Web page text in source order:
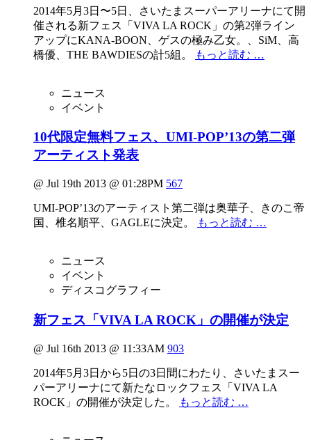
2014年5月3日〜5日、さいたまスーパーアリーナにて開
催される新フェス「VIVA LA ROCK」の第2弾ライン
アップにKANA-BOON、ゲスの極み乙女。、SiM、高
橋優、THE BAWDIESの計5組。
もっと読む …
ニュース
イベント
10代限定無料フェス、UMI-POP’13の第二弾
アーティスト発表
@ Jul 19th 2013 @ 01:28PM 567
UMI-POP’13のアーティスト第二弾は奥華子、きのこ帝
国、椎名順平、GAGLEに決定。
もっと読む …
ニュース
イベント
ディスコグラフィー
新フェス「VIVA LA ROCK」の開催が決定
@ Jul 16th 2013 @ 11:33AM 903
2014年5月3日から5日の3日間にわたり、さいたまスー
パーアリーナにて新たなロックフェス「VIVA LA
ROCK」の開催が決定した。
もっと読む …